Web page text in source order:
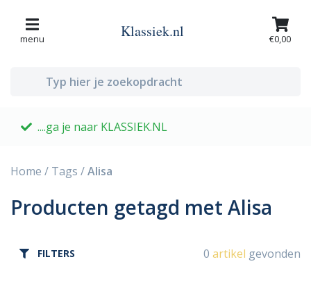
menu Klassiek.nl €0,00
....ga je naar KLASSIEK.NL
Home / Tags /Alisa
Producten getagd met Alisa
FILTERS 0 artikel gevonden